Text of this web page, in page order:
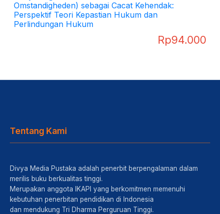
Omstandigheden) sebagai Cacat Kehendak:
Perspektif Teori Kepastian Hukum dan
Perlindungan Hukum
Rp94.000
Tentang Kami
Divya Media Pustaka adalah penerbit berpengalaman dalam
merilis buku berkualitas tinggi.
Merupakan anggota IKAPI yang berkomitmen memenuhi
kebutuhan penerbitan pendidikan di Indonesia
dan mendukung Tri Dharma Perguruan Tinggi.